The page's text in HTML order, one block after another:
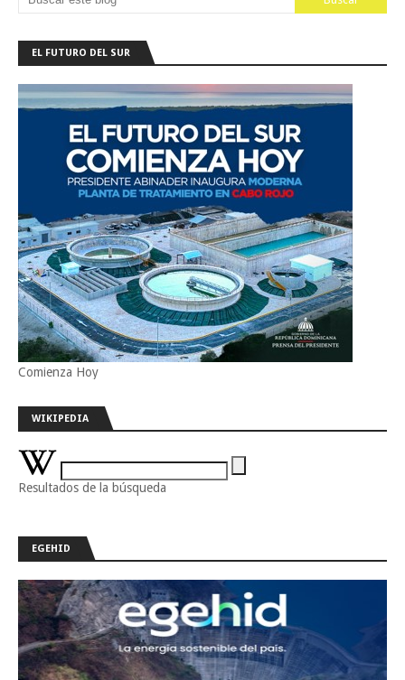
EL FUTURO DEL SUR
Comienza Hoy
WIKIPEDIA
Resultados de la búsqueda
EGEHID